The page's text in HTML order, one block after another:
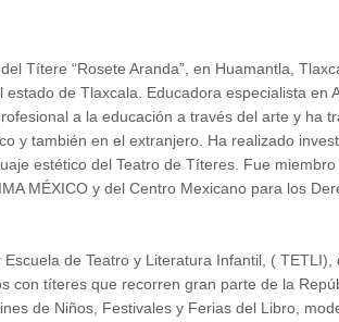
Títere “Rosete Aranda”, en Huamantla,
de Tlaxcala. Educadora especialista en
a la educación a través del arte y ha
y también en el extranjero. Ha realizado
estético del Teatro de Títeres. Fue
MÉXICO y del Centro Mexicano para los
de Teatro y Literatura Infantil, ( TETLI),
con títeres que recorren gran parte de la
de Niños, Festivales y Ferias del Libro,